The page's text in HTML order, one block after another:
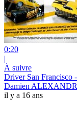
0:20
|
À suivre
Driver San Francisco
Damien
il y a 16 ans